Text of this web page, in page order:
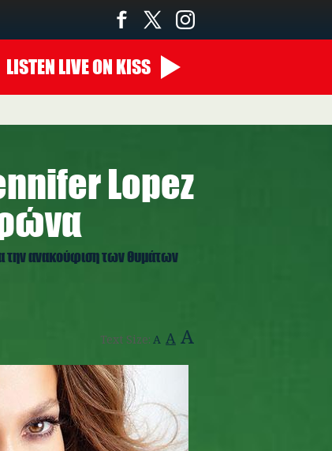
LISTEN LIVEON KISS
Lopez
την ανακούφιση των θυμάτων
Text Size: A A A